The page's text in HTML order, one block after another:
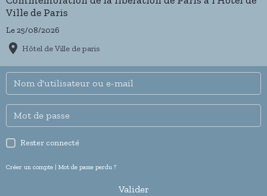
Ville de Paris
Le 25/08/2026
Hôtel de Ville de paris
Rester connecté
Créer un compte | Mot de passe perdu ?
Valider